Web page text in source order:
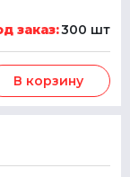
заказ:300 шт
В корзину